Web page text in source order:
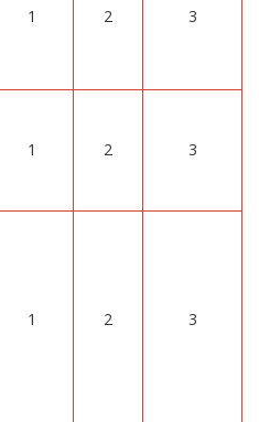
1 2 3
1 2 3
1 2 3